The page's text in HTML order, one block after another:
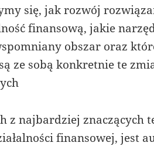
się, jak rozwój
finansową, jakie
obszar oraz
ze sobą konkretnie te
z najbardziej znaczących
finansowej, jest